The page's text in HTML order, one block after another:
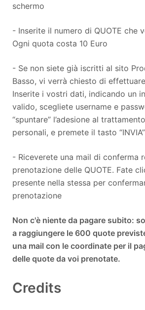
schermo
- Inserite il numero di QUOTE che
Ogni quota costa 10 Euro
- Se non siete già iscritti al sito
Basso, vi verrà chiesto di
Inserite i vostri dati, indicando un
valido, scegliete username e
“spuntare” l’adesione al
personali, e premete il tasto “INVIA”
- Riceverete una mail di conferma
prenotazione delle QUOTE. Fate
presente nella stessa per
prenotazione
Non c'è niente da pagare subito:
a raggiungere le 600 quote
una mail con le coordinate per il
delle quote da voi prenotate.
Credits